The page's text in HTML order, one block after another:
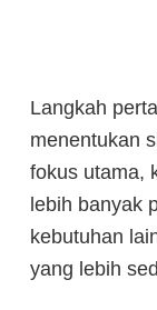
Langkah
menentukan
fokus utama,
lebih banyak
kebutuhan
yang lebih